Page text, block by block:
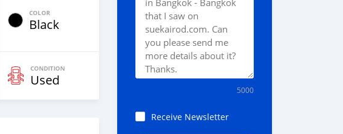
COLOR
Black
CONDITION
Used
5000
Receive Newsletter